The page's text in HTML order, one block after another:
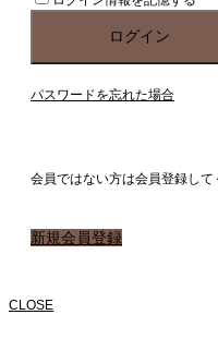
パスワードを忘れた場合
会員ではない方は会員登録して
新規会員登録
CLOSE